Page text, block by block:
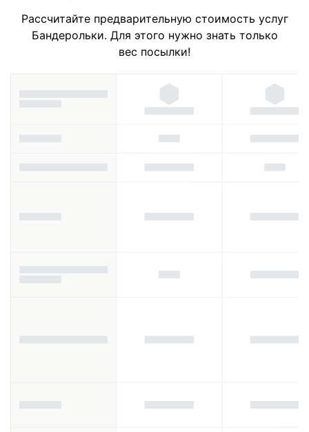
Рассчитайте предварительную стоимость услуг
Бандерольки. Для этого нужно знать только
вес посылки!